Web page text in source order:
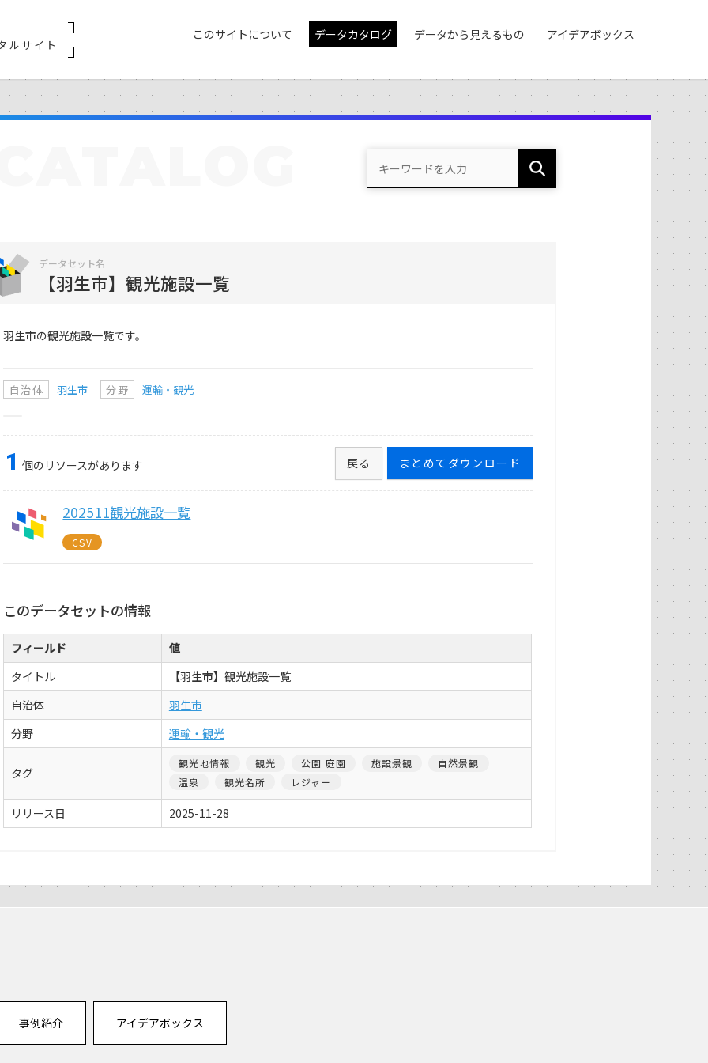
ルサイト
このサイトについて データカタログ データから見えるもの アイデアボックス
データセット名
【羽生市】観光施設一覧
羽生市の観光施設一覧です。
自治体 羽生市 分野 運輸・観光
1 個のリソースがあります まとめてダウンロード
戻る
202511観光施設一覧
CSV
このデータセットの情報
フィールド
値
タイトル
【羽生市】観光施設一覧
自治体
羽生市
分野
運輸・観光
タグ
観光地情報 観光 公園 庭園 施設景観
自然景観
温泉
観光名所 レジャー
リリース日 2025-11-28
事例紹介 アイデアボックス